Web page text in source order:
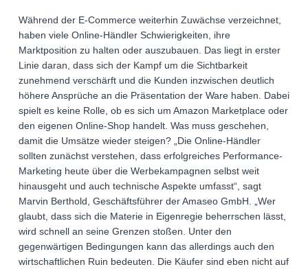
Während der E-Commerce weiterhin Zuwächse verzeichnet,
haben viele Online-Händler Schwierigkeiten, ihre
Marktposition zu halten oder auszubauen. Das liegt in erster
Linie daran, dass sich der Kampf um die Sichtbarkeit
zunehmend verschärft und die Kunden inzwischen deutlich
höhere Ansprüche an die Präsentation der Ware haben. Dabei
spielt es keine Rolle, ob es sich um Amazon Marketplace oder
den eigenen Online-Shop handelt. Was muss geschehen,
damit die Umsätze wieder steigen? „Die Online-Händler
sollten zunächst verstehen, dass erfolgreiches Performance-
Marketing heute über die Werbekampagnen selbst weit
hinausgeht und auch technische Aspekte umfasst“, sagt
Marvin Berthold, Geschäftsführer der Amaseo GmbH. „Wer
glaubt, dass sich die Materie in Eigenregie beherrschen lässt,
wird schnell an seine Grenzen stoßen. Unter den
gegenwärtigen Bedingungen kann das allerdings auch den
wirtschaftlichen Ruin bedeuten. Die Käufer sind eben nicht auf